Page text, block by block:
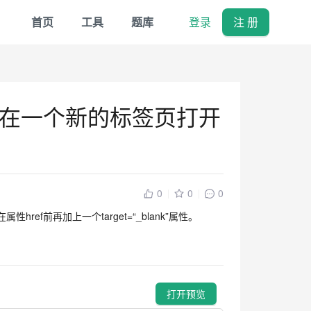
首页 工具 题库 登录 注 册
一个新的标签页打开
0 0
0
性href前再加上一个target=“_blank”属性。
打开预览